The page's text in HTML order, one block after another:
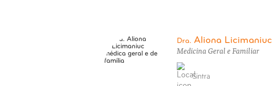
Dra. Aliona Licimaniuc
Medicina Geral e Familiar
Sintra